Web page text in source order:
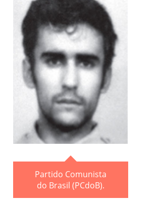
Partido Comunista
do Brasil (PCdoB).